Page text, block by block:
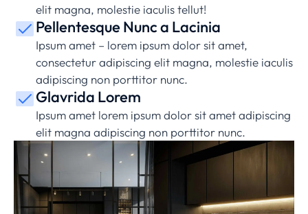
elit magna, molestie iaculis tellut!
Pellentesque Nunc a Lacinia
Ipsum amet – lorem ipsum dolor sit amet,
consectetur adipiscing elit magna, molestie iaculis
adipiscing non porttitor nunc.
Glavrida Lorem
Ipsum amet lorem ipsum dolor sit amet adipiscing
elit magna adipiscing non porttitor nunc.